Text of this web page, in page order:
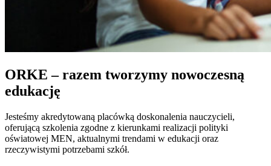
ORKE – razem tworzymy nowoczesną
edukację
Jesteśmy akredytowaną placówką doskonalenia nauczycieli,
oferującą szkolenia zgodne z kierunkami realizacji polityki
oświatowej MEN, aktualnymi trendami w edukacji oraz
rzeczywistymi potrzebami szkół.